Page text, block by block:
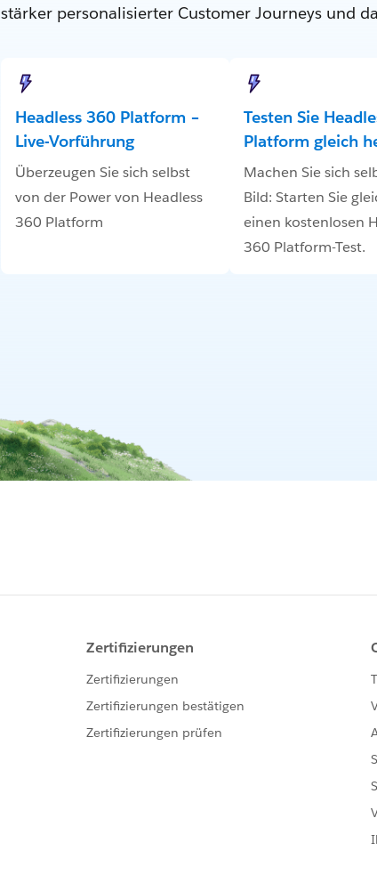
stärker personalisierter Customer Journeys und
Headless 360 Platform –
Live-Vorführung
Überzeugen Sie sich selbst
von der Power von Headless
360 Platform
Testen Sie
Platform gleich
Machen Sie sich
Bild: Starten Sie
einen kostenlosen
360 Platform-Test.